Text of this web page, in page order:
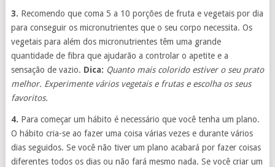
3. Recomendo que coma 5 a 10 porções de fruta e vegetais por dia
para conseguir os micronutrientes que o seu corpo necessita. Os
vegetais para além dos micronutrientes têm uma grande
quantidade de fibra que ajudarão a controlar o apetite e a
sensação de vazio. Dica: Quanto mais colorido estiver o seu prato
melhor. Experimente vários vegetais e frutas e escolha os seus
favoritos.
4. Para começar um hábito é necessário que você tenha um plano.
O hábito cria-se ao fazer uma coisa várias vezes e durante vários
dias seguidos. Se você não tiver um plano acabará por fazer coisas
diferentes todos os dias ou não fará mesmo nada. Se você criar um